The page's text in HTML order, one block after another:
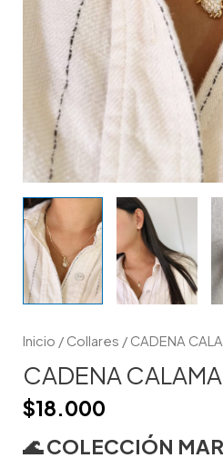
Inicio / Collares / CADENA
CADENA
$18.000
🌊COLECCIÓN MAR